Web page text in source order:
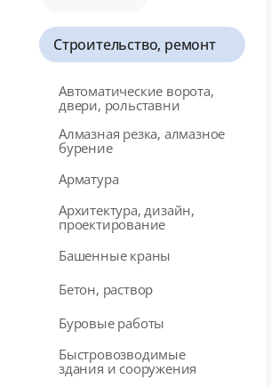
Строительство, ремонт
Автоматические ворота,
двери, рольставни
Алмазная резка, алмазное
бурение
Арматура
Архитектура, дизайн,
проектирование
Башенные краны
Бетон, раствор
Буровые работы
Быстровозводимые
здания и сооружения